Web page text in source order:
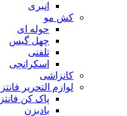
انبری
کش مو
حوله ای
چهل گیس
تلفنی
اسکرانچی
کانزاشی
لوازم التحریر
پاک کن
بادبزن